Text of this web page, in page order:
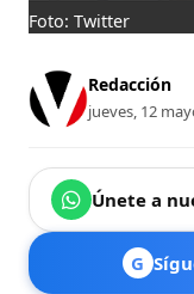
Foto: Twitter
Redacción
jueves, 12
Únete a
G